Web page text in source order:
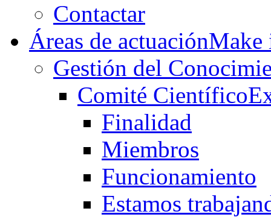
Contactar
Áreas de actuación
Gestión del
Comité Científico
Finalidad
Miembros
Funcionamiento
Estamos